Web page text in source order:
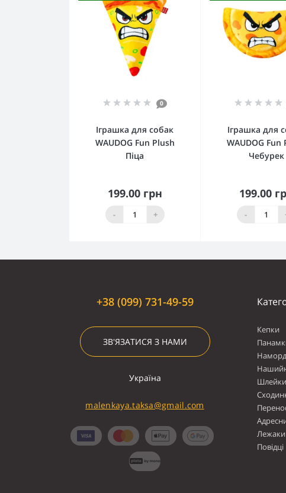
0
Іграшка для собак
WAUDOG Fun Plush
Піца
199.00 грн
- +
Купити
Іграшка для
WAUDOG Fun
Чебурек
199.00
- Купити
+38 (099) 731-49-59
ЗВ'ЯЗАТИСЯ З НАМИ
Україна
malenkaya.taksa@gmail.com
Кепки
Шлейки
Лежаки
Повідці